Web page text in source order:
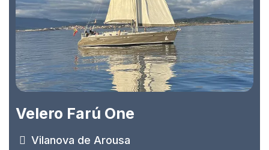
Velero Farú One
Vilanova de Arousa